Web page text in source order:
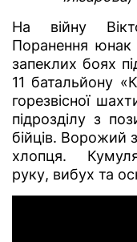
На війну
Поранення юнак
запеклих боях
11 батальйону
горезвісної
підрозділу з
бійців. Ворожий
хлопця.
руку, вибух та